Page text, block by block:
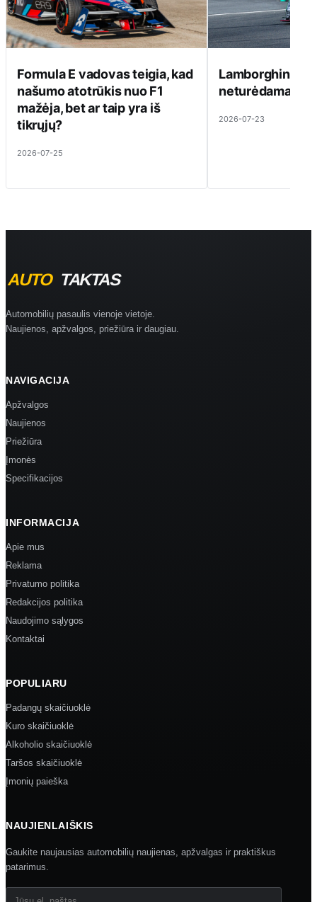
Formula E vadovas teigia, kad
našumo atotrūkis nuo F1
mažėja, bet ar taip yra iš
tikrųjų?
2026-07-25
Lamborghini
neturėdama ką
2026-07-23
Automobilių pasaulis vienoje vietoje.
Naujienos, apžvalgos, priežiūra ir daugiau.
NAVIGACIJA
Apžvalgos
Naujienos
Priežiūra
Įmonės
Specifikacijos
INFORMACIJA
Apie mus
Reklama
Privatumo politika
Redakcijos politika
Naudojimo sąlygos
Kontaktai
POPULIARU
Padangų skaičiuoklė
Kuro skaičiuoklė
Alkoholio skaičiuoklė
Taršos skaičiuoklė
Įmonių paieška
NAUJIENLAIŠKIS
Gaukite naujausias automobilių naujienas, apžvalgas ir praktiškus
patarimus.
Jūsų el. paštas